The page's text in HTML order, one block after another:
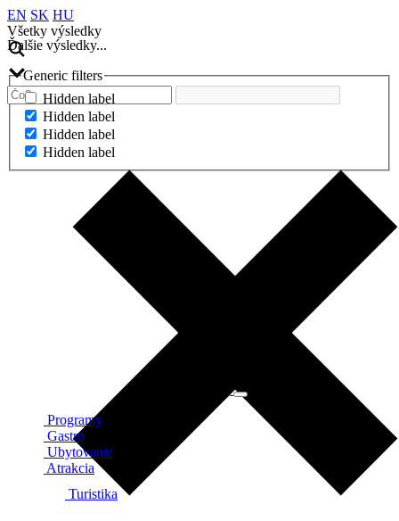
EN SK HU
Všetky výsledky
Ďalšie výsledky...
Generic filters
Hidden label
Hidden label
Hidden label
Hidden label
Programy
Gastro
Ubytovanie
Atrakcia
Turistika